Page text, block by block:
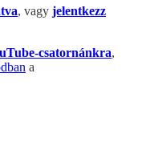
, vagy jelentkezz
csatornánkra,
a